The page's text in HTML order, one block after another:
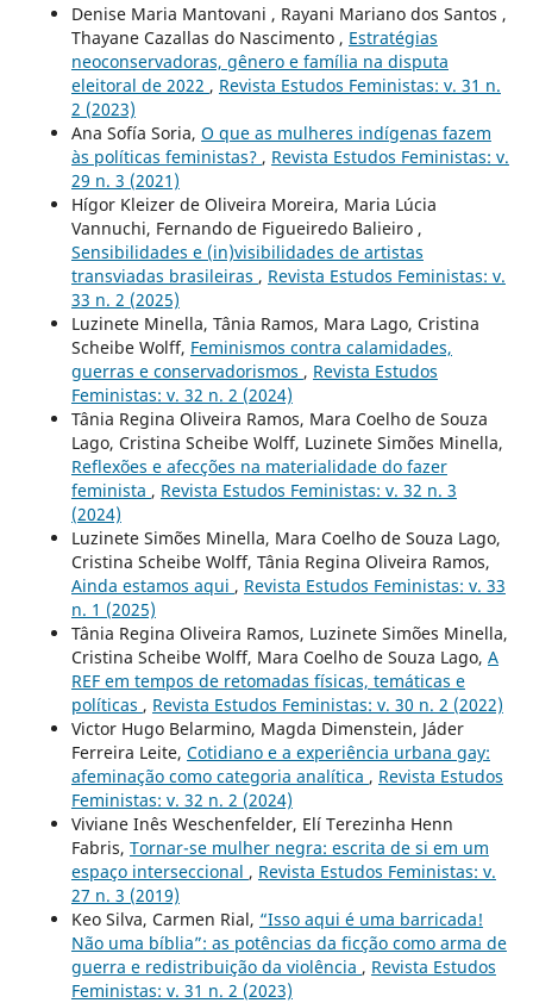
Denise Maria Mantovani , Rayani Mariano dos Santos ,
Thayane Cazallas do Nascimento , Estratégias
neoconservadoras, gênero e família na disputa
eleitoral de 2022 , Revista Estudos Feministas: v. 31 n.
2 (2023)
Ana Sofía Soria, O que as mulheres indígenas fazem
às políticas feministas? , Revista Estudos Feministas: v.
29 n. 3 (2021)
Hígor Kleizer de Oliveira Moreira, Maria Lúcia
Vannuchi, Fernando de Figueiredo Balieiro ,
Sensibilidades e (in)visibilidades de artistas
transviadas brasileiras , Revista Estudos Feministas: v.
33 n. 2 (2025)
Luzinete Minella, Tânia Ramos, Mara Lago, Cristina
Scheibe Wolff, Feminismos contra calamidades,
guerras e conservadorismos , Revista Estudos
Feministas: v. 32 n. 2 (2024)
Tânia Regina Oliveira Ramos, Mara Coelho de Souza
Lago, Cristina Scheibe Wolff, Luzinete Simões Minella,
Reflexões e afecções na materialidade do fazer
feminista , Revista Estudos Feministas: v. 32 n. 3
(2024)
Luzinete Simões Minella, Mara Coelho de Souza Lago,
Cristina Scheibe Wolff, Tânia Regina Oliveira Ramos,
Ainda estamos aqui , Revista Estudos Feministas: v. 33
n. 1 (2025)
Tânia Regina Oliveira Ramos, Luzinete Simões Minella,
Cristina Scheibe Wolff, Mara Coelho de Souza Lago, A
REF em tempos de retomadas físicas, temáticas e
políticas , Revista Estudos Feministas: v. 30 n. 2 (2022)
Victor Hugo Belarmino, Magda Dimenstein, Jáder
Ferreira Leite, Cotidiano e a experiência urbana gay:
afeminação como categoria analítica , Revista Estudos
Feministas: v. 32 n. 2 (2024)
Viviane Inês Weschenfelder, Elí Terezinha Henn
Fabris, Tornar-se mulher negra: escrita de si em um
espaço interseccional , Revista Estudos Feministas: v.
27 n. 3 (2019)
Keo Silva, Carmen Rial, “Isso aqui é uma barricada!
Não uma bíblia”: as potências da ficção como arma de
guerra e redistribuição da violência , Revista Estudos
Feministas: v. 31 n. 2 (2023)